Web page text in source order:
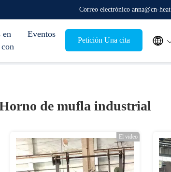
Correo electrónico anna@cn-
en
Eventos
Petición Una cita 
de mufla industrial
El video